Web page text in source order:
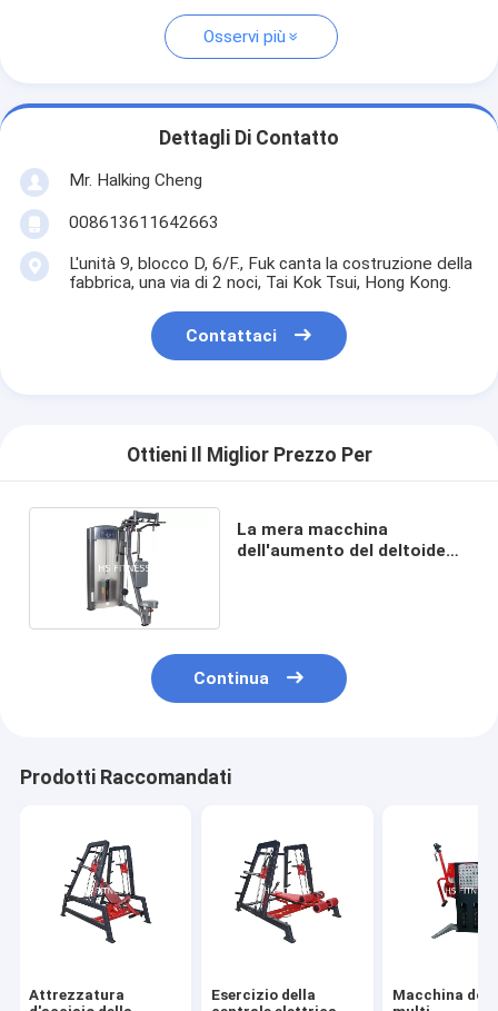
Osservi più
Dettagli Di Contatto
Mr. Halking Cheng
008613611642663
L'unità 9, blocco D, 6/F., Fuk canta la costruzione della
fabbrica, una via di 2 noci, Tai Kok Tsui, Hong Kong.
Contattaci
Ottieni Il Miglior Prezzo Per
La mera macchina
dell'aumento del deltoide
Continua
Prodotti Raccomandati
Attrezzatura
Esercizio della
Macchina